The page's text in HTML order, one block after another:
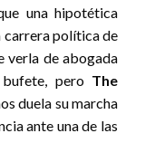
una hipotética
carrera política de
verla de abogada
pero The
duela su marcha
ante una de las